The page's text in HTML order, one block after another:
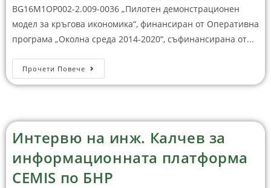
BG16M1OP002-2.009-0036 „Пилотен демонстрационен
модел за кръгова икономика“, финансиран от Оперативна
програма „Околна среда 2014-2020“, съфинансирана от...
Прочети Повече
Интервю на инж. Калчев за
информационната платформа
CEMIS по БНР